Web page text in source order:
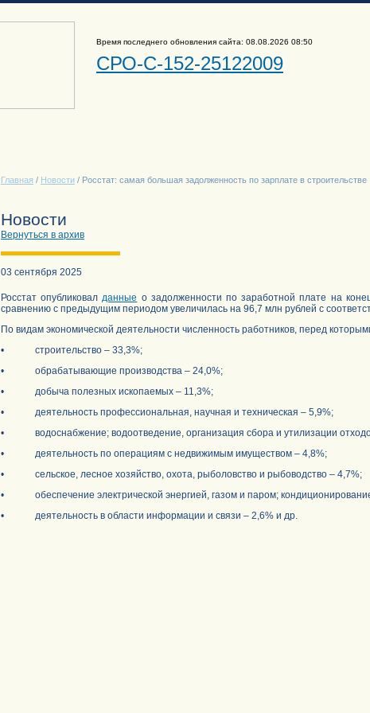
СРО-С-152-25122009
Время последнего обновления сайта: 08.08.2026 08:50
Главная / Новости / Росстат: самая большая задолженность по зарплате в строительстве
Новости
Вернуться в архив
03 сентября 2025
Росстат опубликовалданные о задолженности по заработной плате на
сравнению с предыдущим периодом увеличилась на 96,7 млн рублей с
По видам экономической деятельности численность работников, перед
• строительство – 33,3%;
• обрабатывающие производства – 24,0%;
• добыча полезных ископаемых – 11,3%;
• деятельность профессиональная, научная и техническая – 5,9%;
• водоснабжение; водоотведение, организация сбора и утилизации
• деятельность по операциям с недвижимым имуществом – 4,8%;
• сельское, лесное хозяйство, охота, рыболовство и рыбоводство – 4,7%;
• обеспечение электрической энергией, газом и паром;
• деятельность в области информации и связи – 2,6% и др.